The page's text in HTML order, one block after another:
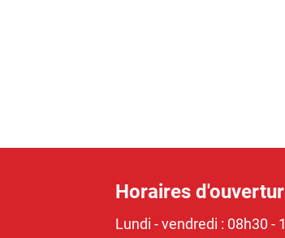
Horaires
Lundi - vendredi : 08h30 -